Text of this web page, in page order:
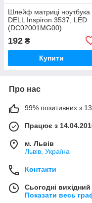
Шлейф матриці ноутбука
DELL Inspiron 3537, LED
(DC02001MG00)
192 ₴
Купити
Про нас
99% позитивних з
Працює з
м. Львів
Львів, Україна
Контакти
Сьогодні вихідний
Показати весь